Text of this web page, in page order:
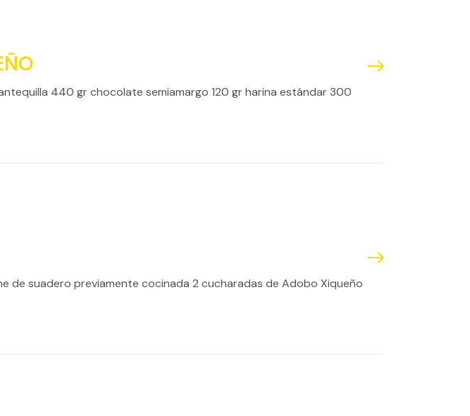
440 gr chocolate semiamargo 120 gr harina estándar 300
de suadero previamente cocinada 2 cucharadas de Adobo Xiqueño